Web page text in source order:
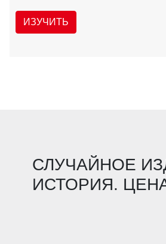
ИЗУЧИТЬ
СЛУЧАЙНОЕ
ИСТОРИЯ.